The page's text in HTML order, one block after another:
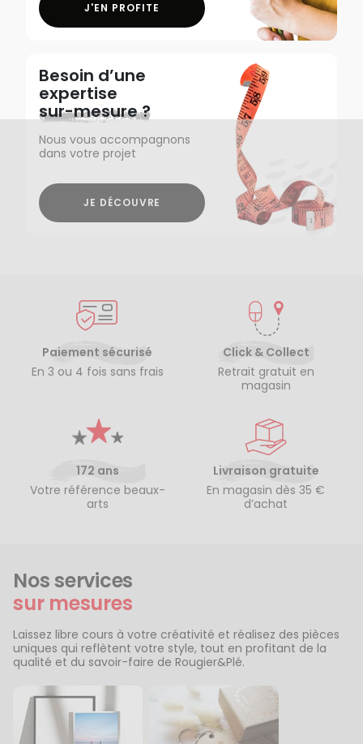
J'EN PROFITE
Besoin d’une
expertise
sur-mesure ?
Nous vous accompagnons
dans votre projet
JE DÉCOUVRE
Paiement sécurisé
En 3 ou 4 fois sans frais
Click & Collect
Retrait gratuit en
magasin
172 ans
Votre référence beaux-
arts
Livraison gratuite
En magasin dès 35 €
d’achat
Nos services
sur mesures
Laissez libre cours à votre créativité et réalisez des pièces
uniques qui reflètent votre style, tout en profitant de la
qualité et du savoir-faire de Rougier&Plé.